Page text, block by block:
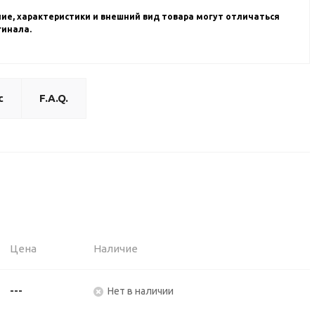
характеристики и внешний вид товара могут отличаться
F.A.Q.
Цена Наличие
--- Нет в наличии